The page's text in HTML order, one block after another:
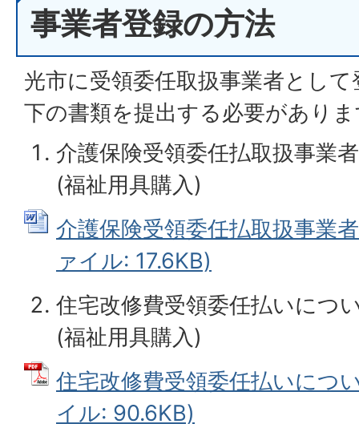
事業者登録の方法
光市に受領委任取扱事業者とし
下の書類を提出する必要があり
介護保険受領委任払取扱事業
(福祉用具購入)
介護保険受領委任払取扱事業
ァイル: 17.6KB)
住宅改修費受領委任払いにつ
(福祉用具購入)
住宅改修費受領委任払いにつ
イル: 90.6KB)